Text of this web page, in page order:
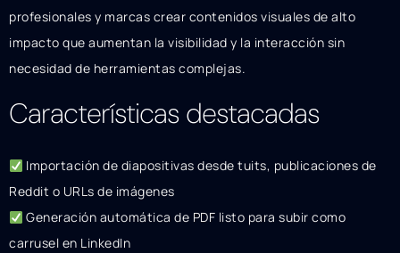
profesionales y marcas crear contenidos visuales de alto
impacto que aumentan la visibilidad y la interacción sin
necesidad de herramientas complejas.
Características destacadas
Importación de diapositivas desde tuits, publicaciones de
Reddit o URLs de imágenes
Generación automática de PDF listo para subir como
carrusel en LinkedIn